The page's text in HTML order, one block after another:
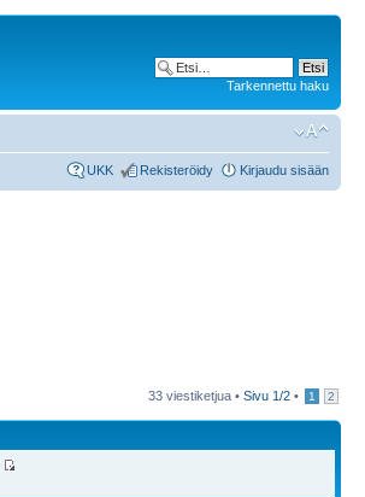
Tarkennettu haku
UKK Rekisteröidy Kirjaudu sisään
33 viestiketjua • Sivu 1/2 • 1 2